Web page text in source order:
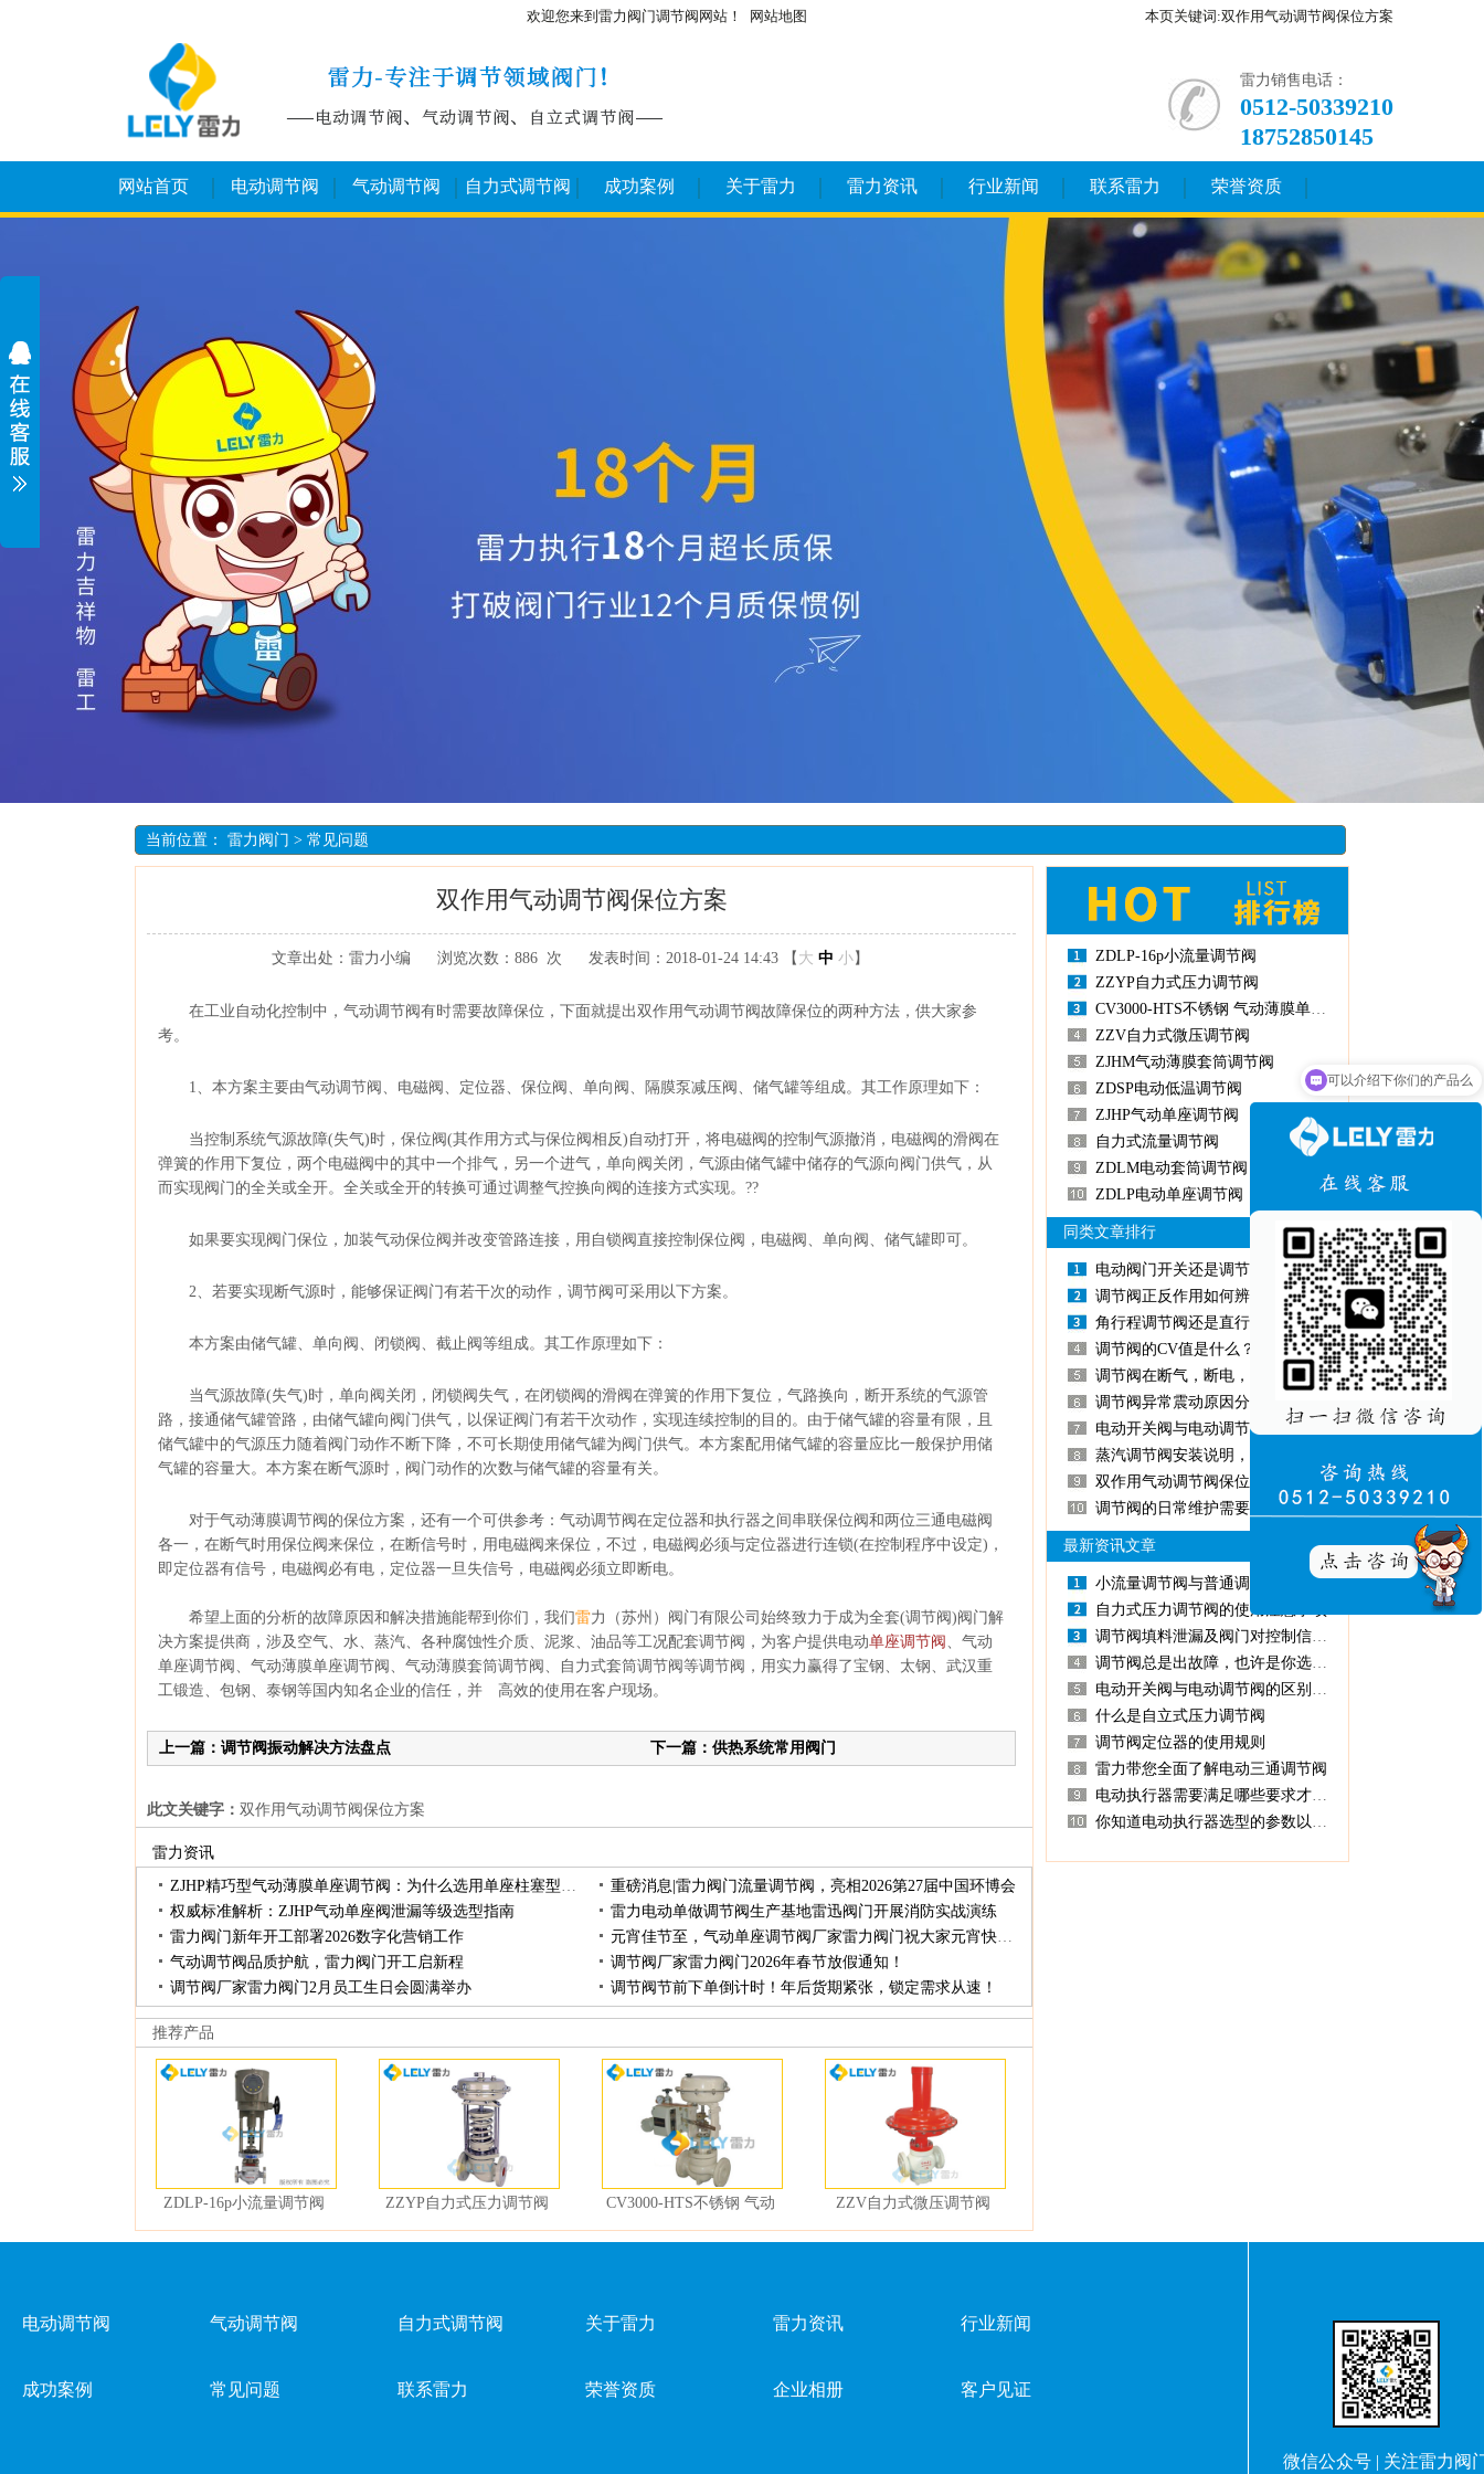
欢迎您来到雷力阀门调节阀网站！ 网站地图 本页关键词:双作用气动调节阀保位方案
雷力销售电话：
0512-50339210
18752850145
网站首页 电动调节阀 气动调节阀 自力式调节阀 成功案例 关于雷力 雷力资讯 行业新闻 联系雷力 荣誉资质
当前位置： 雷力阀门 > 常见问题
双作用气动调节阀保位方案
文章出处：雷力小编 浏览次数： 886 次 发表时间：2018-01-24 14:43 【 大 中 小】
在工业自动化控制中，气动调节阀有时需要故障保位，下面就提出双作用气动调节阀故障保位的两种方法，供大家参
考。
1、本方案主要由气动调节阀 、电磁阀、定位器、保位阀、单向阀、隔膜泵减压阀、储气罐等组成。其工作原理如下：
当控制系统气源故障(失气)时，保位阀(其作用方式与保位阀相反)自动打开，将电磁阀的控制气源撤消，电磁阀的滑阀在
弹簧的作用下复位，两个电磁阀中的其中一个排气，另一个进气，单向阀关闭，气源由储气罐中储存的气源向阀门供气，从
而实现阀门的全关或全开。全关或全开的转换可通过调整气控换向阀的连接方式实现。??
如果要实现阀门保位，加装气动保位阀并改变管路连接，用自锁阀直接控制保位阀，电磁阀、单向阀、储气罐即可。
2、若要实现断气源时，能够保证阀门有若干次的动作，调节阀可采用以下方案。
本方案由储气罐、单向阀、闭锁阀、截止阀等组成。其工作原理如下：
当气源故障(失气)时， 单向阀 关闭，闭锁阀失气，在闭锁阀的滑阀在弹簧的作用下复位，气路换向，断开系统的气源管
路，接通储气罐管路，由储气罐向阀门供气，以保证阀门有若干次动作，实现连续控制的目的。由于储气罐的容量有限，且
储气罐中的气源压力随着阀门动作不断下降，不可长期使用储气罐为阀门供气。本方案配用储气罐的容量应比一般保护用储
气罐的容量大。本方案在断气源时，阀门动作的次数与储气罐的容量有关。
对于气动薄膜调节阀的保位方案，还有一个可供参考：气动调节阀在定位器和执行器之间串联保位阀和两位三通电磁阀
各一，在断气时用保位阀来保位，在断信号时，用电磁阀来保位，不过，电磁阀必须与定位器进行连锁(在控制程序中设定)，
即定位器有信号，电磁阀必有电，定位器一旦失信号，电磁阀必须立即断电。
希望上面的分析的故障原因和解决措施能帮到你们，我们雷力（苏州）阀门有限公司 始终致力于成为全套(调节阀)阀门解
决方案提供商，涉及空气、水、蒸汽、各种腐蚀性介质、泥浆、油品等工况配套调节阀，为客户提供电动单座调节阀 、气动
单座调节阀、气动薄膜单座调节阀、气动薄膜套筒调节阀、自力式套筒调节阀等调节阀，用实力赢得了宝钢、太钢、武汉重
工锻造、包钢、泰钢等国内知名企业的信任，并 高效的使用在客户现场。
下一篇：供热系统常用阀门
上一篇：调节阀振动解决方法盘点
此文关键字： 双作用气动调节阀保位方案
雷力资讯
ZJHP精巧型气动薄膜单座调节阀：为什么选用单座柱塞型阀芯？
重磅消息|雷力阀门流量调节阀，亮相2026第27届中国环博会
权威标准解析：ZJHP气动单座阀泄漏等级选型指南
雷力电动单做调节阀生产基地雷迅阀门开展消防实战演练
雷力阀门新年开工部署2026数字化营销工作
元宵佳节至，气动单座调节阀厂家雷力阀门祝大家元宵快乐，诸事圆满！
气动调节阀品质护航，雷力阀门开工启新程
调节阀厂家雷力阀门2026年春节放假通知！
调节阀厂家雷力阀门2月员工生日会圆满举办
调节阀节前下单倒计时！年后货期紧张，锁定需求从速！
推荐产品
ZDLP-16p小流量调节阀 ZZYP自力式压力调节阀
CV3000-HTS不锈钢 气动
ZZV自力式微压调节阀
ZDLP-16p小流量调节阀
ZZYP自力式压力调节阀
CV3000-HTS不锈钢 气动薄膜单座调节阀
ZZV自力式微压调节阀
ZJHM气动薄膜套筒调节阀
ZDSP电动低温调节阀
ZJHP气动单座调节阀
自力式流量调节阀
ZDLM电动套筒调节阀
ZDLP电动单座调节阀
同类文章排行
电动阀门开关还是调节型如何区分？
调节阀正反作用如何辨析？
角行程调节阀还是直行程调节阀，该如何选型？
调节阀的CV值是什么？
调节阀在断气，断电，断信号过程中的自我保护
调节阀异常震动原因分析及处理
蒸汽调节阀安装说明，你清楚吗？
双作用气动调节阀保位方案
调节阀的日常维护需要做哪些事情？
最新资讯文章
小流量调节阀与普通调节阀有什么区别？
自力式压力调节阀的使用注意事项
调节阀填料泄漏及阀门对控制信号不响应的原因
调节阀总是出故障，也许是你选型错误
电动开关阀与电动调节阀的区别是什么？怎么选择?
什么是自立式压力调节阀
调节阀定位器的使用规则
雷力带您全面了解电动三通调节阀
电动执行器需要满足哪些要求才是一个合格的产
你知道电动执行器选型的参数以及输出扭矩
电动调节阀 气动调节阀 自力式调节阀 关于雷力 雷力资讯 行业新闻
成功案例 常见问题 联系雷力 荣誉资质 企业相册 客户见证
微信公众号 | 关注雷力阀
可以介绍下你们的产品么